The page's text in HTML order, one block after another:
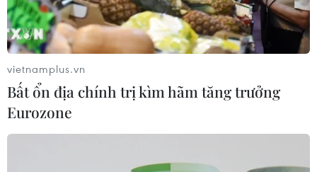
vietnamplus.vn
Bất ổn địa chính trị kìm hãm tăng trưởng
Eurozone